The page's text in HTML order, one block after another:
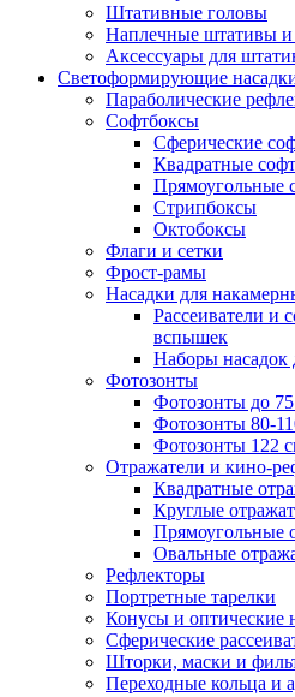
Штативные головы
Наплечные штативы и
Аксессуары для
Светоформирующие
Параболические
Софтбоксы
Сферические
Квадратные
Прямоугольные
Стрипбоксы
Октобоксы
Флаги и сетки
Фрост-рамы
Насадки для
Рассеиватели и
вспышек
Наборы
Фотозонты
Фотозонты до
Фотозонты 80-
Фотозонты 122
Отражатели и кино-
Квадратные
Круглые
Прямоугольные
Овальные
Рефлекторы
Портретные тарелки
Конусы и оптические
Сферические
Шторки, маски и
Переходные кольца и